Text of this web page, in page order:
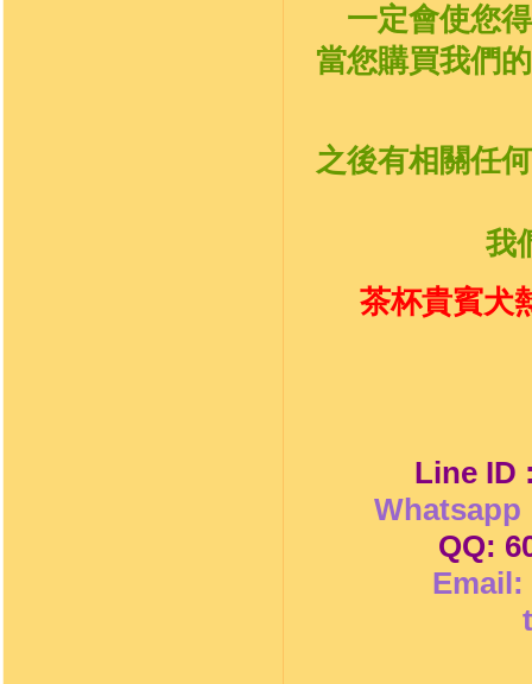
一定會使您
當您購買我們
之後有相關任
我
茶杯貴賓犬
Line ID
Whatsapp
QQ:
Email: